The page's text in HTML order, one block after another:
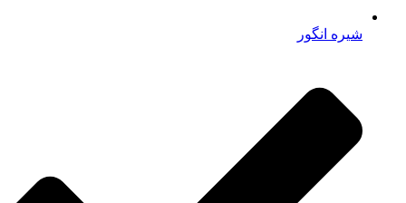
شیره انگور